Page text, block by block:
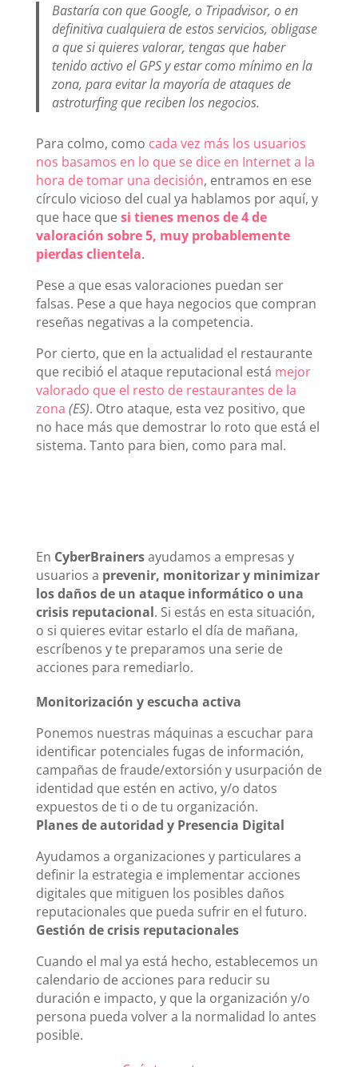
Bastaría con que Google, o Tripadvisor, o en
definitiva cualquiera de estos servicios, obligase
a que si quieres valorar, tengas que haber
tenido activo el GPS y estar como mínimo en la
zona, para evitar la mayoría de ataques de
astroturfing que reciben los negocios.
Para colmo, como cada vez más los usuarios
nos basamos en lo que se dice en Internet a la
hora de tomar una decisión, entramos en ese
círculo vicioso del cual ya hablamos por aquí, y
que hace quesi tienes menos de 4 de
valoración sobre 5, muy probablemente
pierdas clientela.
Pese a que esas valoraciones puedan ser
falsas. Pese a que haya negocios que compran
reseñas negativas a la competencia.
Por cierto, que en la actualidad el restaurante
que recibió el ataque reputacional está mejor
valorado que el resto de restaurantes de la
zona (ES). Otro ataque, esta vez positivo, que
no hace más que demostrar lo roto que está el
sistema. Tanto para bien, como para mal.
En CyberBrainersayudamos a empresas y
usuarios a prevenir, monitorizar y minimizar
los daños de un ataque informático o una
crisis reputacional. Si estás en esta situación,
o si quieres evitar estarlo el día de mañana,
escríbenos y te preparamos una serie de
acciones para remediarlo.
Monitorización y escucha activa
Ponemos nuestras máquinas a escuchar para
identificar potenciales fugas de información,
campañas de fraude/extorsión y usurpación de
identidad que estén en activo, y/o datos
expuestos de ti o de tu organización.
Planes de autoridad y Presencia Digital
Ayudamos a organizaciones y particulares a
definir la estrategia e implementar acciones
digitales que mitiguen los posibles daños
reputacionales que pueda sufrir en el futuro.
Gestión de crisis reputacionales
Cuando el mal ya está hecho, establecemos un
calendario de acciones para reducir su
duración e impacto, y que la organización y/o
persona pueda volver a la normalidad lo antes
posible.